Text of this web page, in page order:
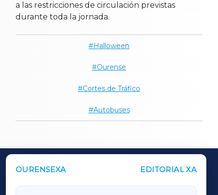
a las restricciones de circulación previstas
durante toda la jornada.
Halloween
Ourense
Cortes de Tráfico
Autobuses
OURENSEXA EDITORIAL XA
OUTROS PERIÓDICOS